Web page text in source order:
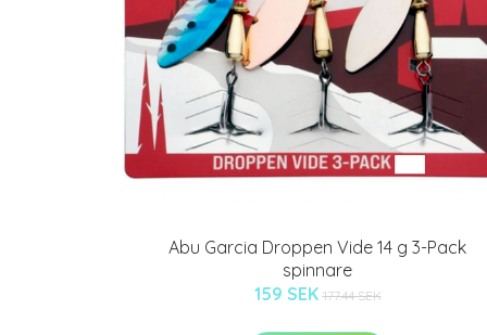
Abu Garcia Droppen Vide 14 g 3-Pack
spinnare
159 SEK 177.44 SEK